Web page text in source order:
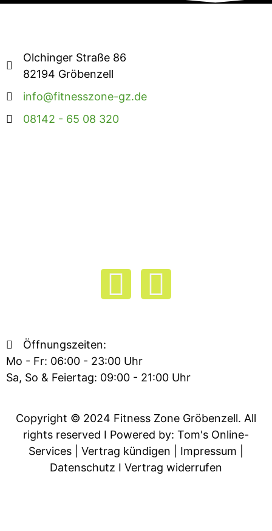
Olchinger Straße 86
82194 Gröbenzell
info@fitnesszone-gz.de
08142 - 65 08 320
F
c
e
b
o
o
I
t
a
g
r
Öffnungszeiten:
Mo - Fr: 06:00 - 23:00 Uhr
Sa, So & Feiertag: 09:00 - 21:00 Uhr
Copyright © 2024 Fitness Zone Gröbenzell. All
rights reserved I Powered by: Tom's Online-
Services
Vertrag kündigen Impressum
Datenschutz I Vertrag widerrufen